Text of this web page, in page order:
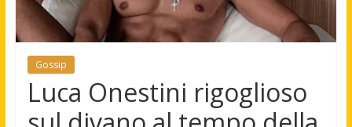
Gossip
Luca Onestini rigoglioso